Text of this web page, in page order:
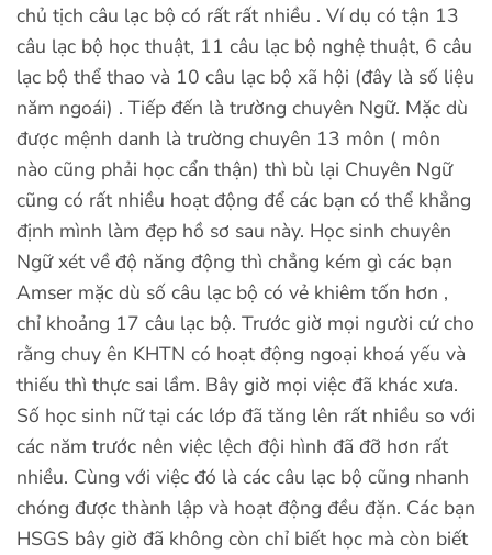
chủ tịch câu lạc bộ có rất rất nhiều . Ví dụ có tận 13
câu lạc bộ học thuật, 11 câu lạc bộ nghệ thuật, 6 câu
lạc bộ thể thao và 10 câu lạc bộ xã hội (đây là số liệu
năm ngoái) . Tiếp đến là trường chuyên Ngữ. Mặc dù
được mệnh danh là trường chuyên 13 môn ( môn
nào cũng phải học cẩn thận) thì bù lại Chuyên Ngữ
cũng có rất nhiều hoạt động để các bạn có thể khẳng
định mình làm đẹp hồ sơ sau này. Học sinh chuyên
Ngữ xét về độ năng động thì chẳng kém gì các bạn
Amser mặc dù số câu lạc bộ có vẻ khiêm tốn hơn ,
chỉ khoảng 17 câu lạc bộ. Trước giờ mọi người cứ cho
rằng chuy ên KHTN có hoạt động ngoại khoá yếu và
thiếu thì thực sai lầm. Bây giờ mọi việc đã khác xưa.
Số học sinh nữ tại các lớp đã tăng lên rất nhiều so với
các năm trước nên việc lệch đội hình đã đỡ hơn rất
nhiều. Cùng với việc đó là các câu lạc bộ cũng nhanh
chóng được thành lập và hoạt động đều đặn. Các bạn
HSGS bây giờ đã không còn chỉ biết học mà còn biết